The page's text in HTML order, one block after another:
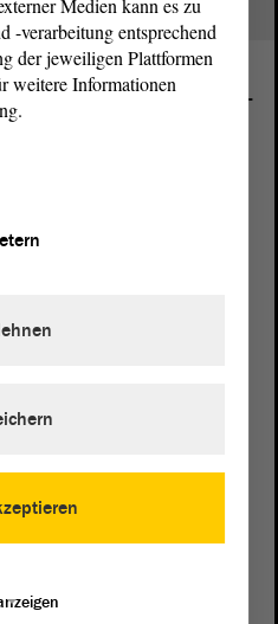
im Landtag von Sachsen-
-verarbeitung entsprechend
der jeweiligen Plattformen
weitere Informationen